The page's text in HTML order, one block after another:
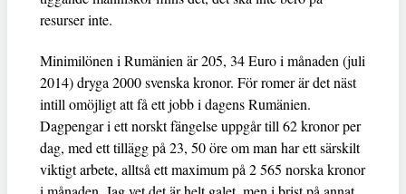
resurser inte.
Minimilönen i Rumänien är 205, 34 Euro i månaden (juli
2014) dryga 2000 svenska kronor. För romer är det näst
intill omöjligt att få ett jobb i dagens Rumänien.
Dagpengar i ett norskt fängelse uppgår till 62 kronor per
dag, med ett tillägg på 23, 50 öre om man har ett särskilt
viktigt arbete, alltså ett maximum på 2 565 norska kronor